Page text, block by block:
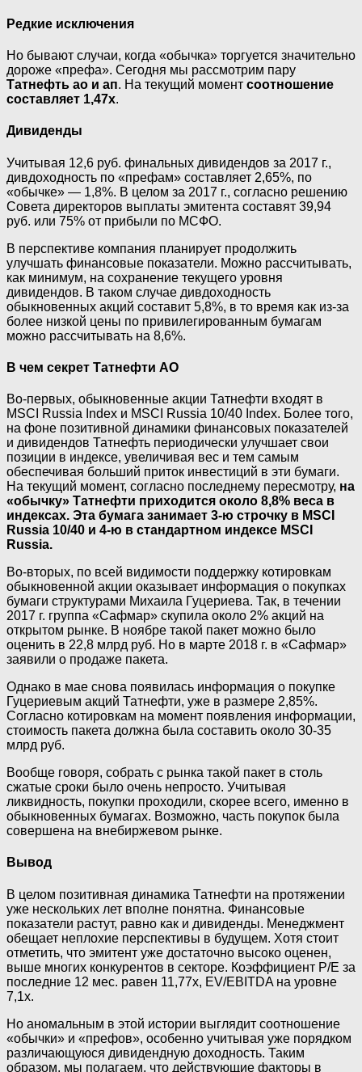
Редкие исключения
Но бывают случаи, когда «обычка» торгуется значительно
дороже «префа». Сегодня мы рассмотрим пару
Татнефть ао и ап. На текущий момент соотношение
составляет 1,47х.
Дивиденды
Учитывая 12,6 руб. финальных дивидендов за 2017 г.,
дивдоходность по «префам» составляет 2,65%, по
«обычке» — 1,8%. В целом за 2017 г., согласно решению
Совета директоров выплаты эмитента составят 39,94
руб. или 75% от прибыли по МСФО.
В перспективе компания планирует продолжить
улучшать финансовые показатели. Можно рассчитывать,
как минимум, на сохранение текущего уровня
дивидендов. В таком случае дивдоходность
обыкновенных акций составит 5,8%, в то время как из-за
более низкой цены по привилегированным бумагам
можно рассчитывать на 8,6%.
В чем секрет Татнефти АО
Во-первых, обыкновенные акции Татнефти входят в
MSCI Russia Index и MSCI Russia 10/40 Index. Более того,
на фоне позитивной динамики финансовых показателей
и дивидендов Татнефть периодически улучшает свои
позиции в индексе, увеличивая вес и тем самым
обеспечивая больший приток инвестиций в эти бумаги.
На текущий момент, согласно последнему пересмотру, на
«обычку» Татнефти приходится около 8,8% веса в
индексах. Эта бумага занимает 3-ю строчку в MSCI
Russia 10/40 и 4-ю в стандартном индексе MSCI
Russia.
Во-вторых, по всей видимости поддержку котировкам
обыкновенной акции оказывает информация о покупках
бумаги структурами Михаила Гуцериева. Так, в течении
2017 г. группа «Сафмар» скупила около 2% акций на
открытом рынке. В ноябре такой пакет можно было
оценить в 22,8 млрд руб. Но в марте 2018 г. в «Сафмар»
заявили о продаже пакета.
Однако в мае снова появилась информация о покупке
Гуцериевым акций Татнефти, уже в размере 2,85%.
Согласно котировкам на момент появления информации,
стоимость пакета должна была составить около 30-35
млрд руб.
Вообще говоря, собрать с рынка такой пакет в столь
сжатые сроки было очень непросто. Учитывая
ликвидность, покупки проходили, скорее всего, именно в
обыкновенных бумагах. Возможно, часть покупок была
совершена на внебиржевом рынке.
Вывод
В целом позитивная динамика Татнефти на протяжении
уже нескольких лет вполне понятна. Финансовые
показатели растут, равно как и дивиденды. Менеджмент
обещает неплохие перспективы в будущем. Хотя стоит
отметить, что эмитент уже достаточно высоко оценен,
выше многих конкурентов в секторе. Коэффициент P/E за
последние 12 мес. равен 11,77х, EV/EBITDA на уровне
7,1х.
Но аномальным в этой истории выглядит соотношение
«обычки» и «префов», особенно учитывая уже порядком
различающуюся дивидендную доходность. Таким
образом, мы полагаем, что действующие факторы в